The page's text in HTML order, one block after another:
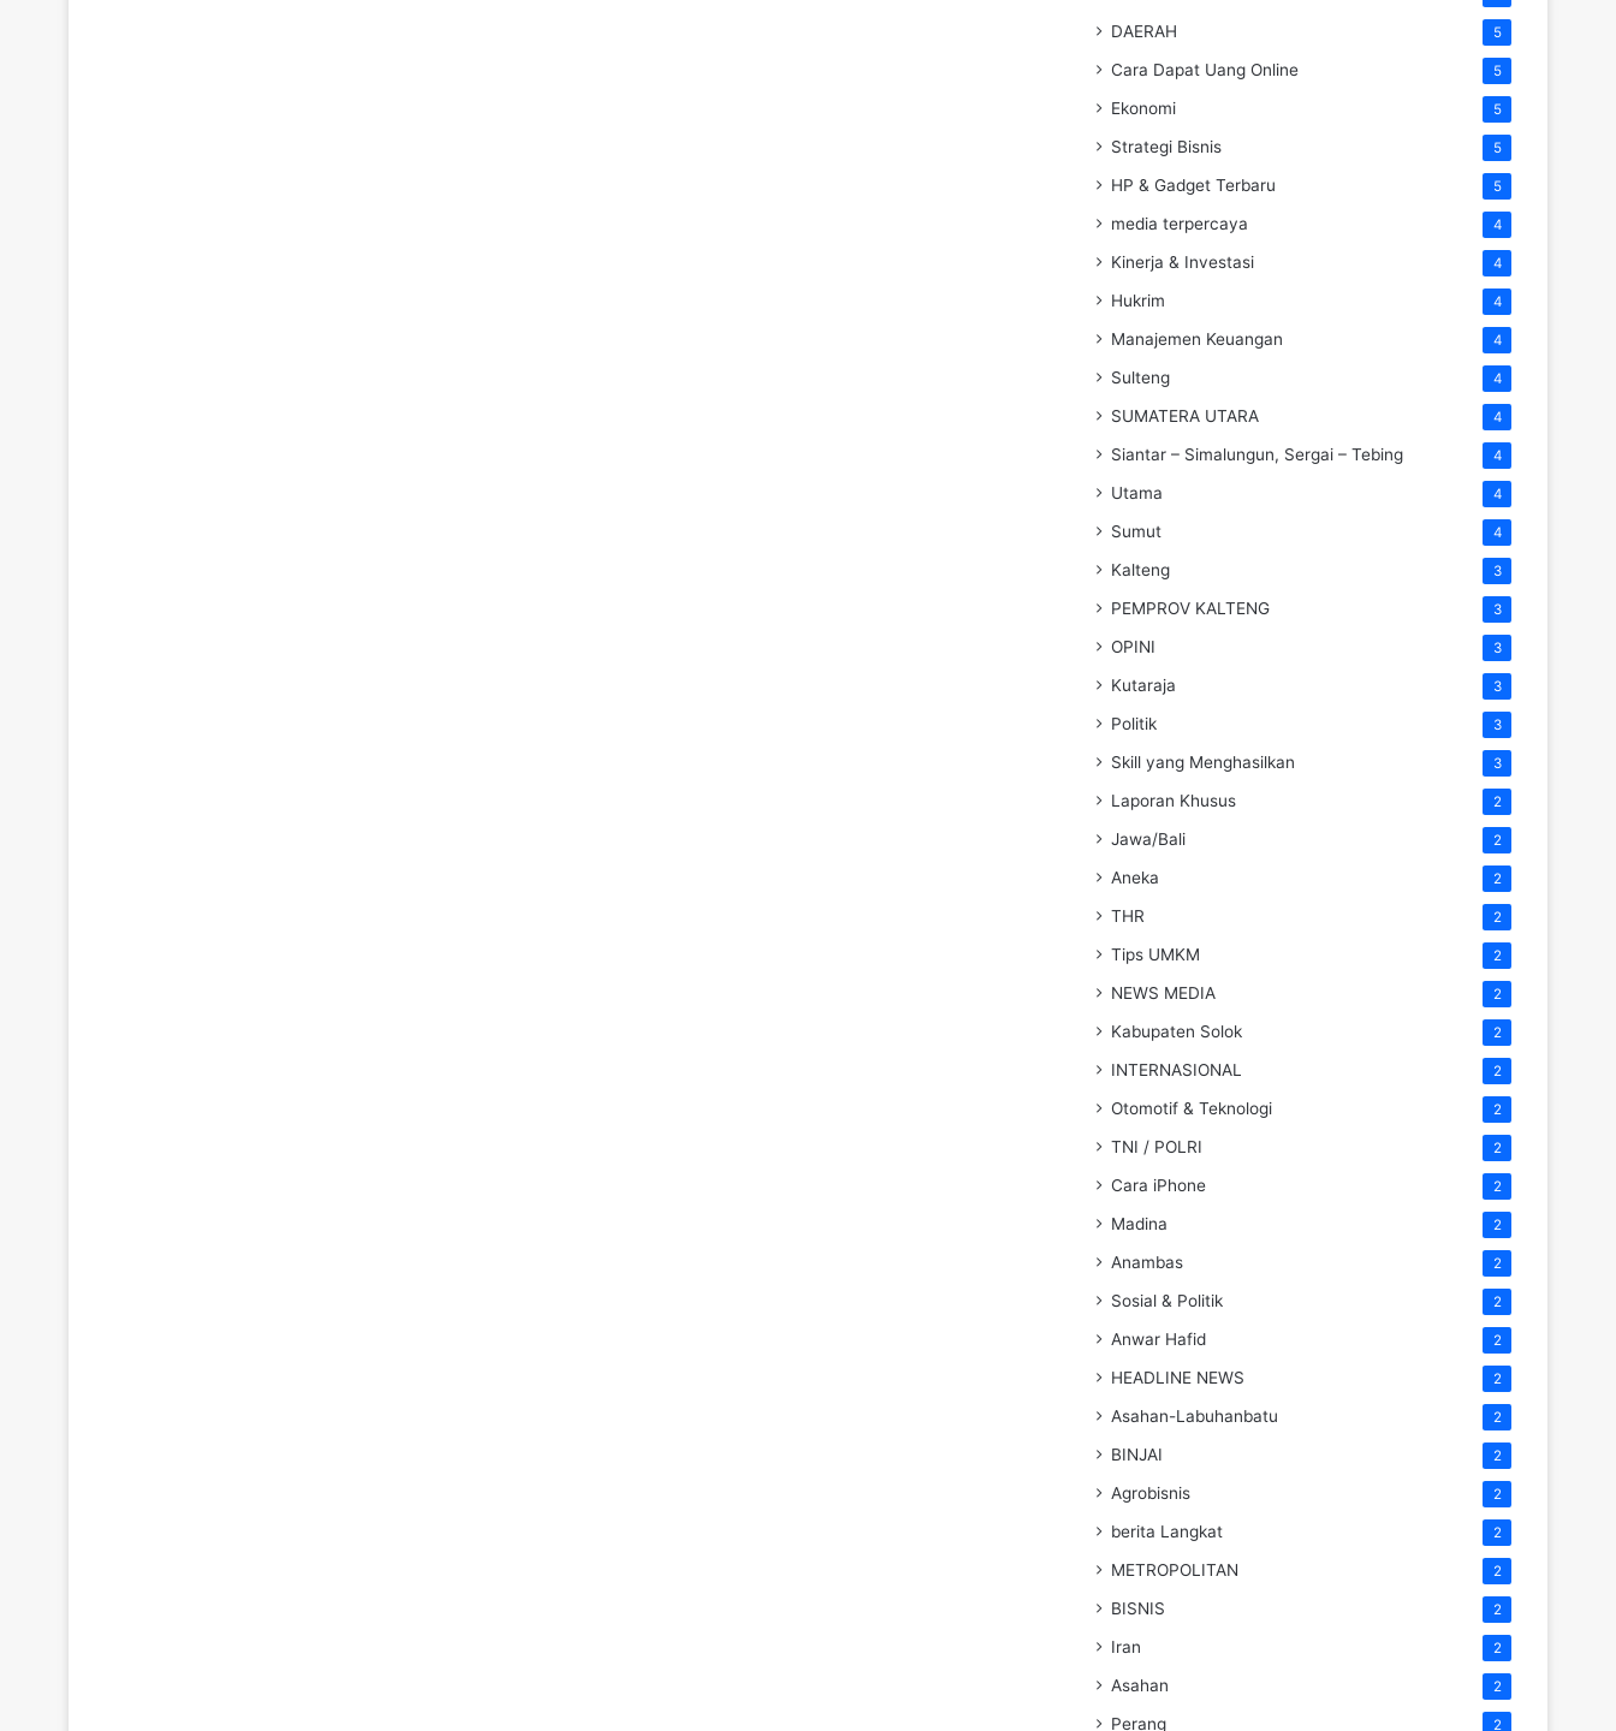
DAERAH 5
Cara Dapat Uang Online 5
Ekonomi 5
Strategi Bisnis 5
HP & Gadget Terbaru 5
media terpercaya 4
Kinerja & Investasi 4
Hukrim 4
Manajemen Keuangan 4
Sulteng 4
SUMATERA UTARA 4
Siantar – Simalungun, Sergai – Tebing 4
Utama 4
Sumut 4
Kalteng 3
PEMPROV KALTENG 3
OPINI 3
Kutaraja 3
Politik 3
Skill yang Menghasilkan 3
Laporan Khusus 2
Jawa/Bali 2
Aneka 2
THR 2
Tips UMKM 2
NEWS MEDIA 2
Kabupaten Solok 2
INTERNASIONAL 2
Otomotif & Teknologi 2
TNI / POLRI 2
Cara iPhone 2
Madina 2
Anambas 2
Sosial & Politik 2
Anwar Hafid 2
HEADLINE NEWS 2
Asahan-Labuhanbatu 2
BINJAI 2
Agrobisnis 2
berita Langkat 2
METROPOLITAN 2
BISNIS 2
Iran 2
Asahan 2
Perang 2